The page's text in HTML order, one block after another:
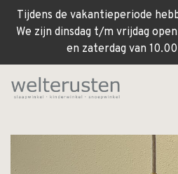
Tijdens de vakantieperiode
We zijn dinsdag t/m vrijdag
en zaterdag van